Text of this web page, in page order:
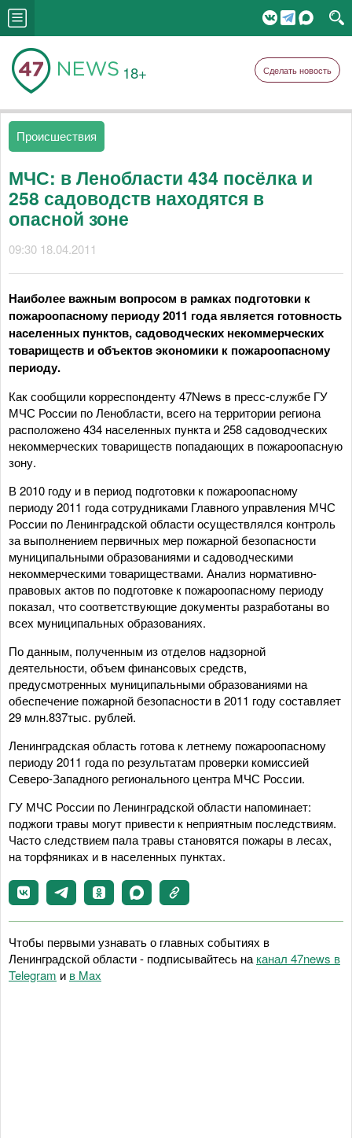
18+ Сделать новость
Происшествия
МЧС: в Ленобласти 434 посёлка и
258 садоводств находятся в
опасной зоне
09:30 18.04.2011
Наиболее важным вопросом в рамках подготовки к
пожароопасному периоду 2011 года является готовность
населенных пунктов, садоводческих некоммерческих
товариществ и объектов экономики к пожароопасному
периоду.
Как сообщили корреспонденту 47News в пресс-службе ГУ
МЧС России по Ленобласти, всего на территории региона
расположено 434 населенных пункта и 258 садоводческих
некоммерческих товариществ попадающих в пожароопасную
зону.
В 2010 году и в период подготовки к пожароопасному
периоду 2011 года сотрудниками Главного управления МЧС
России по Ленинградской области осуществлялся контроль
за выполнением первичных мер пожарной безопасности
муниципальными образованиями и садоводческими
некоммерческими товариществами. Анализ нормативно-
правовых актов по подготовке к пожароопасному периоду
показал, что соответствующие документы разработаны во
всех муниципальных образованиях.
По данным, полученным из отделов надзорной
деятельности, объем финансовых средств,
предусмотренных муниципальными образованиями на
обеспечение пожарной безопасности в 2011 году составляет
29 млн.837тыс. рублей.
Ленинградская область готова к летнему пожароопасному
периоду 2011 года по результатам проверки комиссией
Северо-Западного регионального центра МЧС России.
ГУ МЧС России по Ленинградской области напоминает:
поджоги травы могут привести к неприятным последствиям.
Часто следствием пала травы становятся пожары в лесах,
на торфяниках и в населенных пунктах.
Чтобы первыми узнавать о главных событиях в
Ленинградской области - подписывайтесь на канал 47news в
Telegram и в Maх